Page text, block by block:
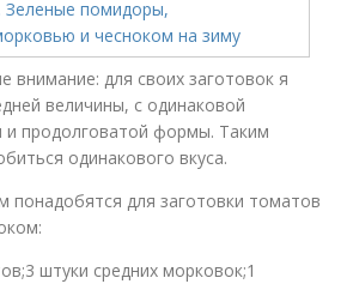
внимание: для своих заготовок я
величины, с одинаковой
и продолговатой формы. Таким
одинакового вкуса.
понадобятся для заготовки томатов
штуки средних морковок;1